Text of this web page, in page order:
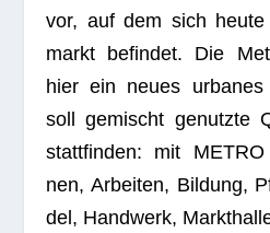
vor, auf dem sich
markt befin­det. Die
hier ein neues urba­nes
soll gemischt genutzte
statt­fin­den: mit
nen, Arbei­ten, Bil­dung,
del, Hand­werk,